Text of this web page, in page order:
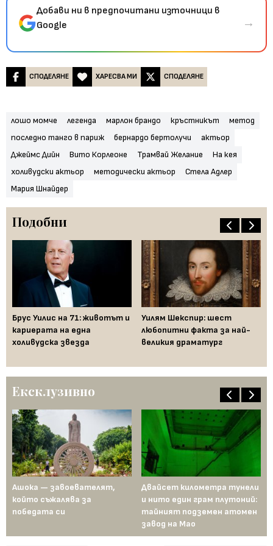
Добави ни в предпочитани източници в
Google
→
СПОДЕЛЯНЕ ХАРЕСВА МИ СПОДЕЛЯНЕ
лошо момче легенда марлон брандо кръстникът
метод
последно танго в париж
бернардо бертолучи
актьор
Джеймс Дийн
Вито Корлеоне Трамвай Желание
На кея
холивудски актьор
методически актьор
Стела Адлер
Мария Шнайдер
Подобни
Брус Уилис на 71: животът и
кариерата на една
холивудска звезда
Уилям Шекспир: шест
любопитни факта за най-
великия драматург
Ексклузивно
Ашока — завоевателят,
който съжалява за
победата си
Двайсет километра тунели
и нито един грам плутоний:
тайният подземен атомен
завод на Мао